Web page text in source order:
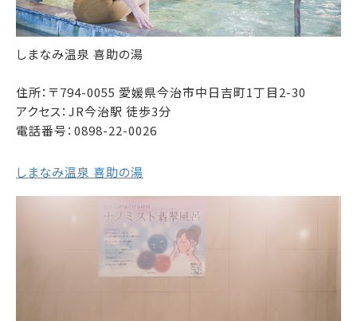
しまなみ温泉 喜助の湯
住所：〒794-0055 愛媛県今治市中日吉町1丁目2-30
アクセス：JR今治駅 徒歩3分
電話番号：0898-22-0026
しまなみ温泉 喜助の湯